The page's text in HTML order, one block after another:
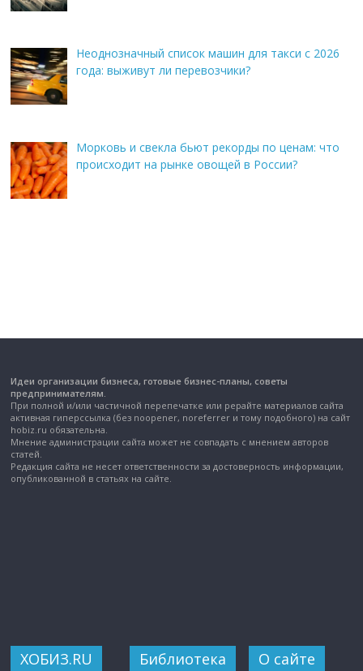
Неоднозначный список машин для такси с 2026
года: выживут ли перевозчики?
Морковь и свекла бьют рекорды по ценам: что
происходит на рынке овощей в России?
Идеи организации бизнеса, готовые бизнес-планы, советы
предпринимателям.
При полной и/или частичной перепечатке или рерайте материалов сайта
активная гиперссылка (без noopener, noreferrer и тому подобного) на сайт
hobiz.ru обязательна.
Мнение администрации сайта может не совпадать с мнением авторов
статей.
Редакция сайта не несет ответственности за достоверность информации,
опубликованной в статьях на сайте.
ХОБИЗ.RU Библиотека О сайте